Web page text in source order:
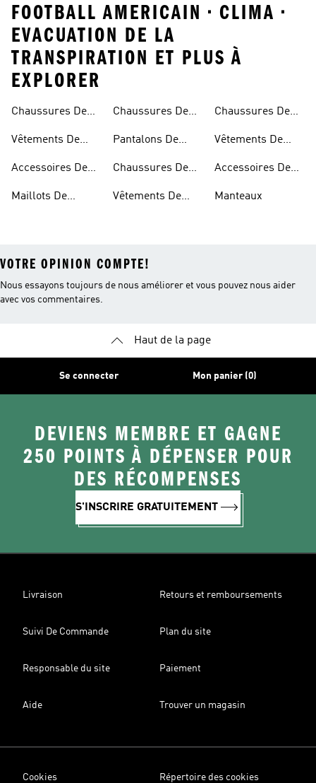
FOOTBALL AMERICAIN • CLIMA •
EVACUATION DE LA
TRANSPIRATION ET PLUS À
EXPLORER
Chaussures De
Vêtements De
Accessoires De
Maillots De
Américain
Chaussures De
Américain
Pantalons De
Américain
Chaussures De
Vêtements De
Chaussures De
Vêtements De
Accessoires De
Manteaux
VOTRE OPINION COMPTE!
Nous essayons toujours de nous améliorer et vous pouvez nous aider
avec vos commentaires.
Haut de la page
Se connecter Mon panier (0)
DEVIENS MEMBRE ET GAGNE
250 POINTS À DÉPENSER POUR
DES RÉCOMPENSES
S'INSCRIRE GRATUITEMENT
Livraison Retours et remboursements
Suivi De Commande Plan du site
Responsable du site Paiement
Aide Trouver un magasin
Cookies Répertoire des cookies